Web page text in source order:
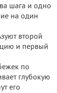
шага и одно
на один
второй
и первый
по
глубокую
его